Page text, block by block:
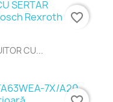
CU...
favorite_border